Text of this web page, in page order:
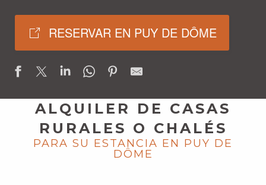
RESERVAR EN PUY DE DÔME
ALQUILER DE CASAS
RURALES O CHALÉS
PARA SU ESTANCIA EN PUY DE
DÔME